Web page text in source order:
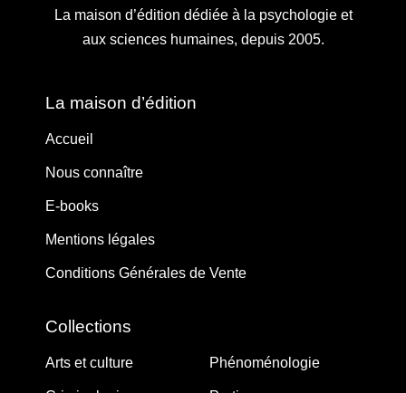
La maison d’édition dédiée à la psychologie et
aux sciences humaines, depuis 2005.
La maison d’édition
Accueil
Nous connaître
E-books
Mentions légales
Conditions Générales de Vente
Collections
Arts et culture Phénoménologie